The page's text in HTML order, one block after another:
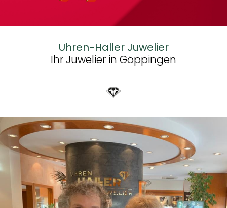
Uhren-Haller Juwelier
Ihr Juwelier in Göppingen